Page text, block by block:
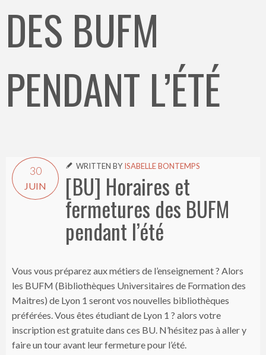
DES BUFM
PENDANT L’ÉTÉ
30
JUIN
 WRITTEN BYISABELLE BONTEMPS
[BU] Horaires et
fermetures des BUFM
pendant l’été
Vous vous préparez aux métiers de l’enseignement ? Alors
les BUFM (Bibliothèques Universitaires de Formation des
Maitres) de Lyon 1 seront vos nouvelles bibliothèques
préférées. Vous êtes étudiant de Lyon 1 ? alors votre
inscription est gratuite dans ces BU. N’hésitez pas à aller y
faire un tour avant leur fermeture pour l’été.